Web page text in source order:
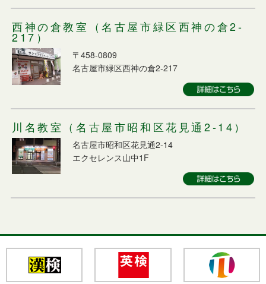
西神の倉教室（名古屋市緑区西神の倉2-
217）
〒458-0809
名古屋市緑区西神の倉2-217
川名教室（名古屋市昭和区花見通2-14）
名古屋市昭和区花見通2-14
エクセレンス山中1F